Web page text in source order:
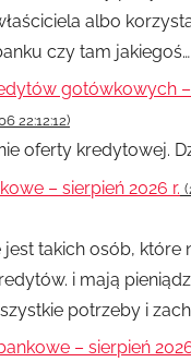
albo
czy tam jakiegoś…
gotówkowych
22:12:12)
oferty kredytowej.
– sierpień 2026 r.
jest takich osób, które
i mają
potrzeby i
– sierpień